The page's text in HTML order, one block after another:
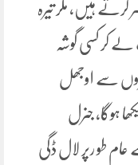
کرتے ہیں، مگر تیرہ
لے کر کسی گوشہ
نظروں سے اوجھل
ہوگا، جنرل
طو رپر لال ڈگی